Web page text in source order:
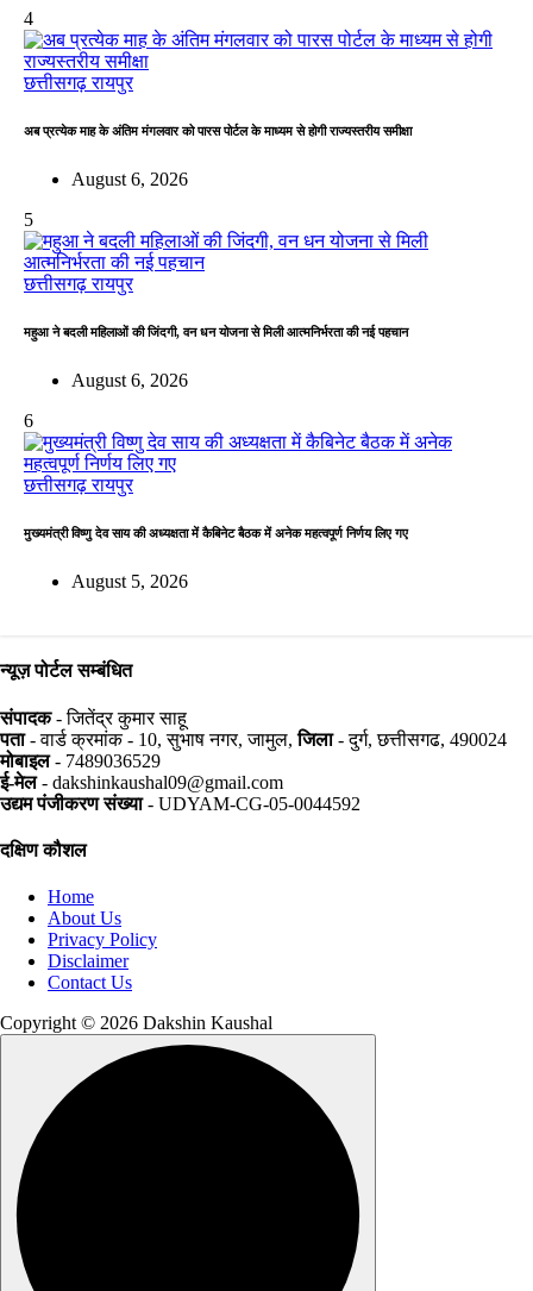
4
छत्तीसगढ़रायपुर
अब प्रत्येक माह के अंतिम मंगलवार को पारस पोर्टल के माध्यम से होगी राज्यस्तरीय समीक्षा
August 6, 2026
5
छत्तीसगढ़रायपुर
महुआ ने बदली महिलाओं की जिंदगी, वन धन योजना से मिली आत्मनिर्भरता की नई पहचान
August 6, 2026
6
छत्तीसगढ़रायपुर
मुख्यमंत्री विष्णु देव साय की अध्यक्षता में कैबिनेट बैठक में अनेक महत्वपूर्ण निर्णय लिए गए
August 5, 2026
न्यूज़ पोर्टल सम्बंधित
संपादक- जितेंद्र कुमार साहू
पता- वार्ड क्रमांक - 10, सुभाष नगर, जामुल,जिला- दुर्ग, छत्तीसगढ, 490024
मोबाइल- 7489036529
ई-मेल- dakshinkaushal09@gmail.com
उद्यम पंजीकरण संख्या- UDYAM-CG-05-0044592
दक्षिण कौशल
Home
About Us
Privacy Policy
Disclaimer
Contact Us
Copyright © 2026 Dakshin Kaushal